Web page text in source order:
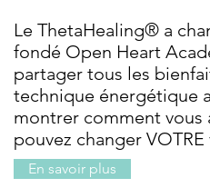
Le ThetaHealing® a
fondé Open Heart
partager tous les
technique énergétique
montrer comment vous
pouvez changer VOTRE
En savoir plus